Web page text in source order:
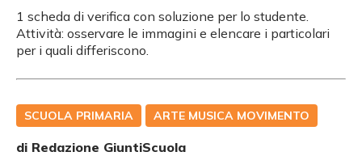
1 scheda di verifica con soluzione per lo studente.
Attività: osservare le immagini e elencare i particolari
per i quali differiscono.
SCUOLA PRIMARIA ARTE MUSICA MOVIMENTO
di Redazione GiuntiScuola